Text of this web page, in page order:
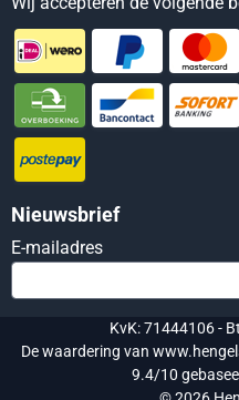
Nieuwsbrief
E-mailadresVul je e-
KvK: 71444106 -
De waardering van
9.4/10